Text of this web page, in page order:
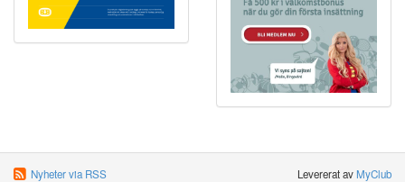
Nyheter via RSS Levererat avMyClub